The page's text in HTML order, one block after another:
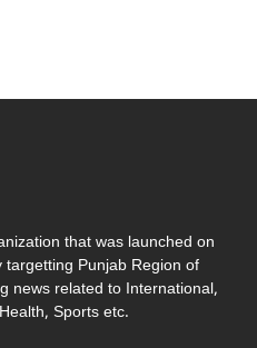
that was launched on
Punjab Region of
news related to International,
Sports etc.